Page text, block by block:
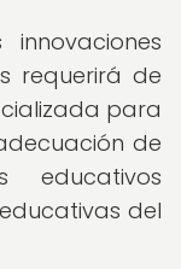
requerirá de
para
de
educativos
del